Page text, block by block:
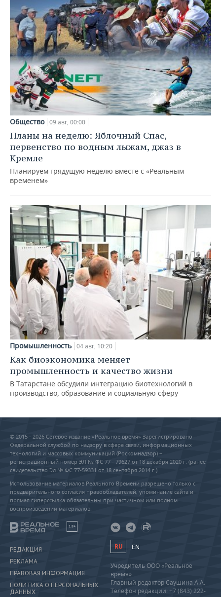
Общество 09 авг, 00:00
Планы на неделю: Яблочный Спас,
первенство по водным лыжам, джаз в
Кремле
Планируем грядущую неделю вместе с «Реальным
временем»
Промышленность 04 авг, 10:20
Как биоэкономика меняет
промышленность и качество жизни
В Татарстане обсудили интеграцию биотехнологий в
производство, образование и социальную сферу
© 2015 - 2026 Сетевое издание «Реальное время» Зарегистрировано
Федеральной службой по надзору в сфере связи, информационных
технологий и массовых коммуникаций (Роскомнадзор) –
регистрационный номер ЭЛ № ФС 77 - 79627 от 18 декабря 2020 г. (ранее
свидетельство Эл № ФС 77-59331 от 18 сентября 2014 г.)
Использование материалов Реального Времени разрешено только с
предварительного согласия правообладателей, упоминание сайта и
прямая гиперссылка обязательны при частичном или полном
воспроизведении материалов.
18+
РЕДАКЦИЯ
РЕКЛАМА
ПРАВОВАЯ ИНФОРМАЦИЯ
ПОЛИТИКА О ПЕРСОНАЛЬНЫХ
ДАННЫХ
RU EN
Учредитель ООО «Реальное
время»
Главный редактор Саушина А.А.
Телефон редакции: +7 (843) 222-